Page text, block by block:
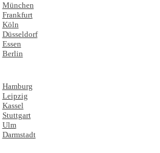
München
Frankfurt
Köln
Düsseldorf
Essen
Berlin
Hamburg
Leipzig
Kassel
Stuttgart
Ulm
Darmstadt